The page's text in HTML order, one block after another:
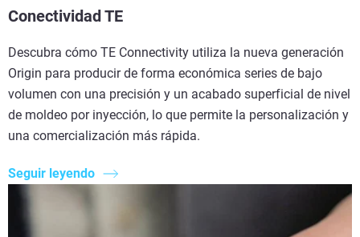
Conectividad TE
Descubra cómo TE Connectivity utiliza la nueva generación
Origin para producir de forma económica series de bajo
volumen con una precisión y un acabado superficial de nivel
de moldeo por inyección, lo que permite la personalización y
una comercialización más rápida.
Seguir leyendo